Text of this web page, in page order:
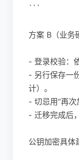
```
方案 B（业务
- 登录校验：
- 另行保存一
计）。
- 切忌用“再次
- 迁移完成后
公钥加密具体